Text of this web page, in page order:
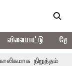
விளையாட்டு
நிறுத்தம்